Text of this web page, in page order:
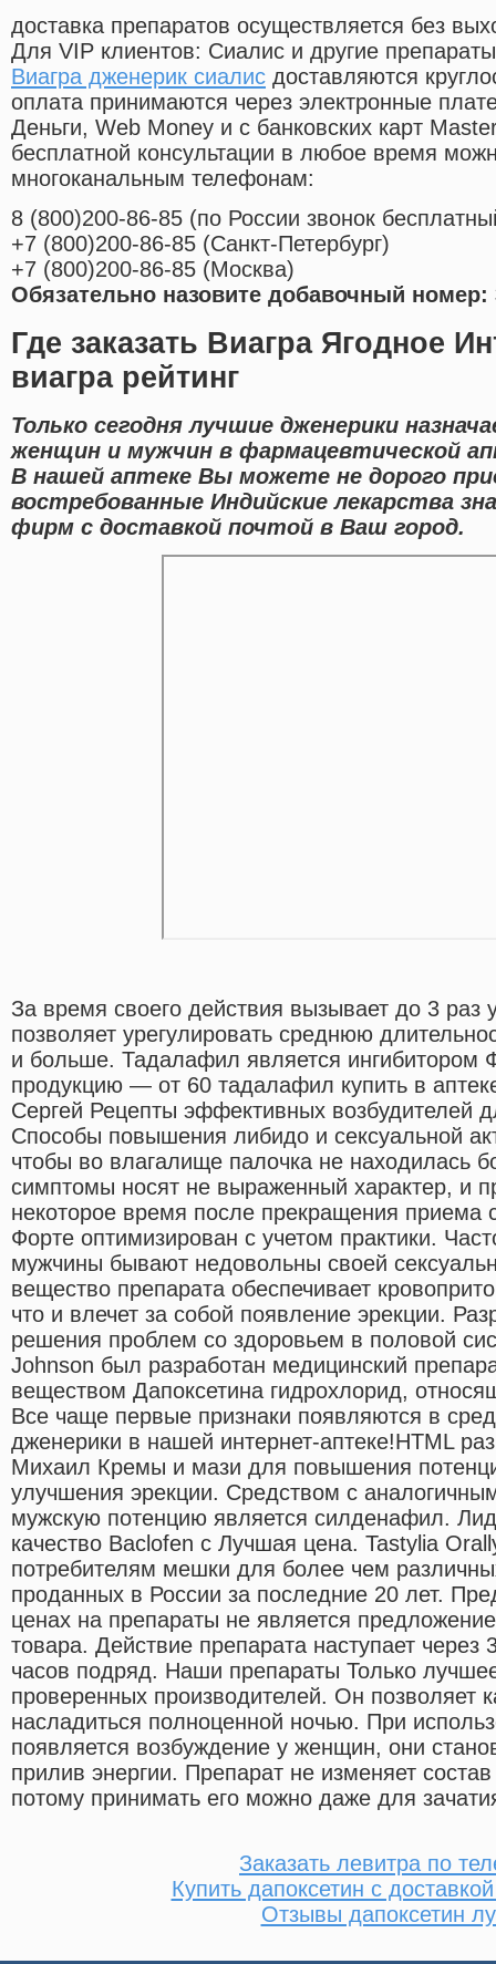
доставка препаратов осуществляется без
Для VIP клиентов: Сиалис и другие
Виагра дженерик сиалис доставляются
оплата принимаются через электронные
Деньги, Web Money и с банковских карт
бесплатной консультации в любое время
многоканальным телефонам:
8 (800)200-86-85 (по России звонок
+7 (800)200-86-85 (Санкт-Петербург)
+7 (800)200-86-85 (Москва)
Обязательно назовите добавочный номер:
Где заказать Виагра Ягодное
виагра рейтинг
Только сегодня лучшие дженерики
женщин и мужчин в фармацевтической
В нашей аптеке Вы можете не дорого
востребованные Индийские лекарства
фирм с доставкой почтой в Ваш город.
За время своего действия вызывает до 3 раз
позволяет урегулировать среднюю
и больше. Тадалафил является
продукцию — от 60 тадалафил купить в
Сергей Рецепты эффективных возбудителей
Способы повышения либидо и сексуальной
чтобы во влагалище палочка не находилась
симптомы носят не выраженный характер, и
некоторое время после прекращения приема
Форте оптимизирован с учетом практики.
мужчины бывают недовольны своей
вещество препарата обеспечивает
что и влечет за собой появление эрекции.
решения проблем со здоровьем в половой
Johnson был разработан медицинский
веществом Дапоксетина гидрохлорид,
Все чаще первые признаки появляются в
дженерики в нашей интернет-аптеке!HTML
Михаил Кремы и мази для повышения
улучшения эрекции. Средством с
мужскую потенцию является силденафил.
качество Baclofen с Лучшая цена. Tastylia
потребителям мешки для более чем
проданных в России за последние 20 лет.
ценах на препараты не является
товара. Действие препарата наступает
часов подряд. Наши препараты Только
проверенных производителей. Он
насладиться полноценной ночью. При
появляется возбуждение у женщин, они
прилив энергии. Препарат не изменяет
потому принимать его можно даже для
Заказать левитра по
Купить дапоксетин с
Отзывы дапоксетин